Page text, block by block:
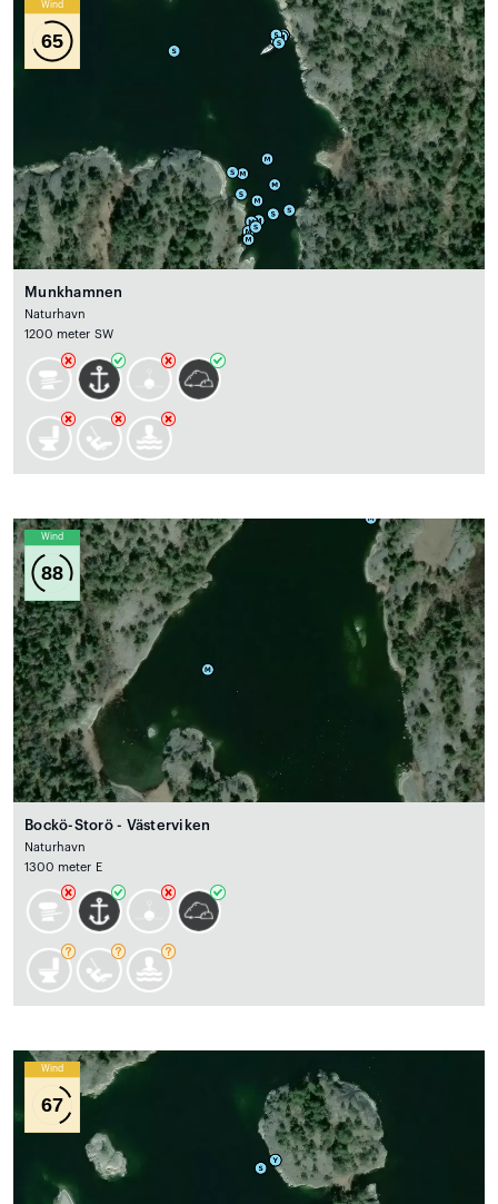
Wind
65
Munkhamnen
Naturhavn
1200 meter SW
Wind
88
Bockö-Storö - Västerviken
Naturhavn
1300 meter E
Wind
67